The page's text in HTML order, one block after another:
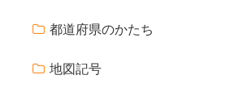
都道府県のかたち
地図記号